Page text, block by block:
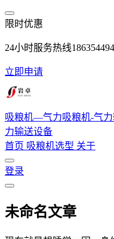
跳转到主要内容
限时优惠
24小时服务热线
立即申请
吸粮机—气力吸粮机-气
力输送设备
首页 吸粮机选型 关于
登录
未命名文章